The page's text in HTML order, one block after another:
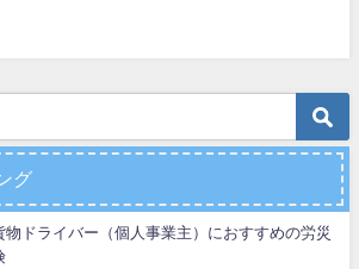
グ
物ドライバー（個人事業主）におすすめの労災